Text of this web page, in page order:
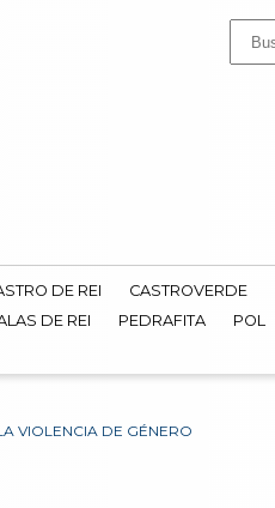
DE REI CASTROVERDE
DE REI PEDRAFITA POL
VIOLENCIA DE GÉNERO